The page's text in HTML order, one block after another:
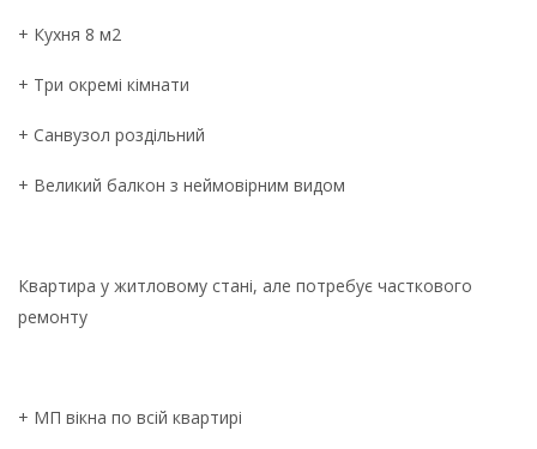
+ Кухня 8 м2
+ Три окремі кімнати
+ Санвузол роздільний
+ Великий балкон з неймовірним видом
Квартира у житловому стані, але потребує часткового
ремонту
+ МП вікна по всій квартирі